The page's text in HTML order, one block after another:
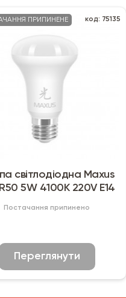
ПРИПИНЕНЕ код: 75135
світлодіодна Maxus
5W 4100K 220V E14
Постачання припинено
Переглянути